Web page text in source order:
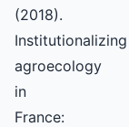
(2018).
Institutionalizing
agroecology
in
France: